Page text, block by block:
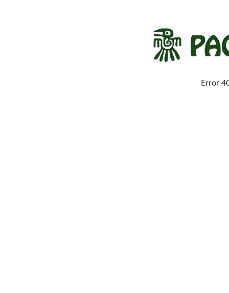
Error